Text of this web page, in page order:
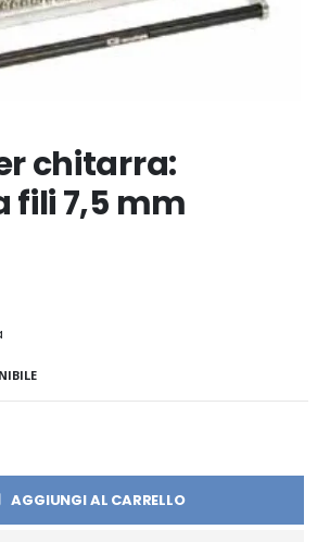
chitarra:
fili 7,5 mm
AGGIUNGI AL CARRELLO